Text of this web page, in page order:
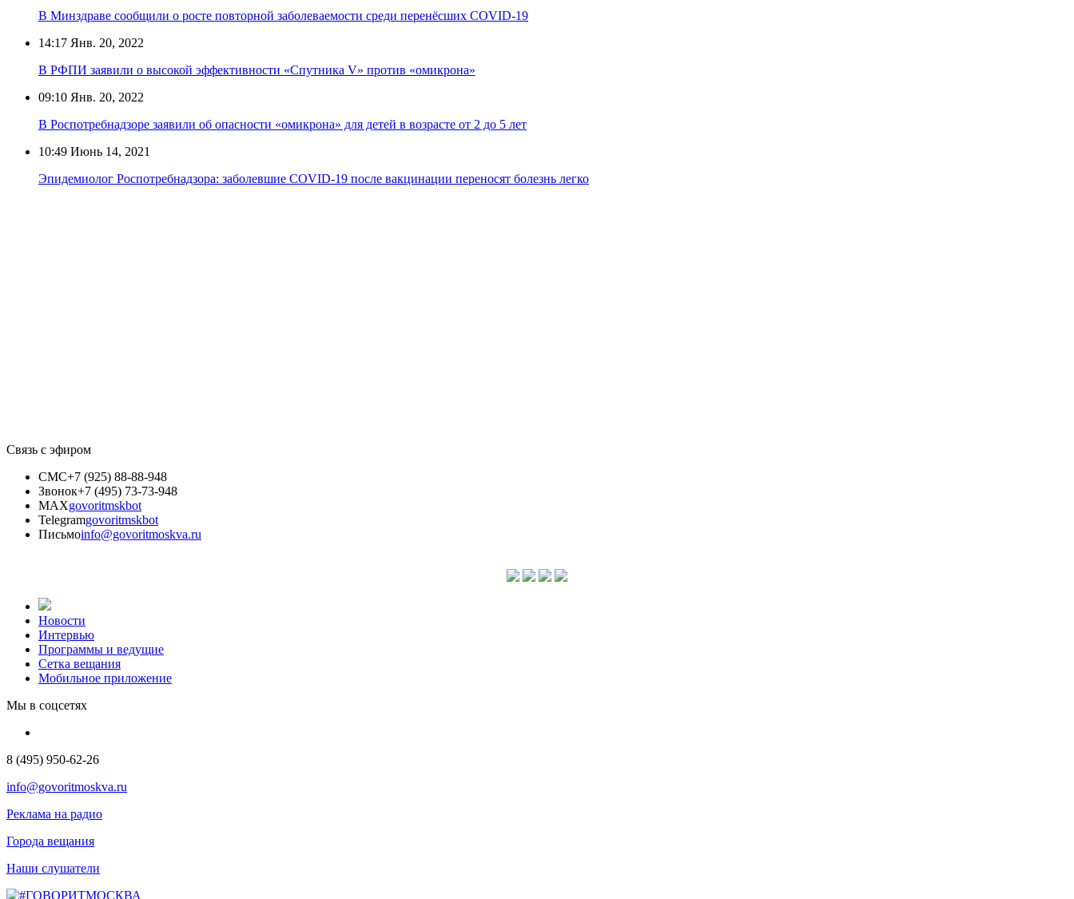
В Минздраве сообщили о росте повторной заболеваемости среди перенёсших COVID-19
14:17 Янв. 20, 2022
В РФПИ заявили о высокой эффективности «Спутника V» против «омикрона»
09:10 Янв. 20, 2022
В Роспотребнадзоре заявили об опасности «омикрона» для детей в возрасте от 2 до 5 лет
10:49 Июнь 14, 2021
Эпидемиолог Роспотребнадзора: заболевшие COVID-19 после вакцинации переносят болезнь легко
Связь с эфиром
СМС+7 (925) 88-88-948
Звонок+7 (495) 73-73-948
MAXgovoritmskbot
Telegramgovoritmskbot
Письмоinfo@govoritmoskva.ru
Новости
Интервью
Программы и ведущие
Сетка вещания
Мобильное приложение
Мы в соцсетях
8 (495) 950-62-26
info@govoritmoskva.ru
Реклама на радио
Города вещания
Наши слушатели